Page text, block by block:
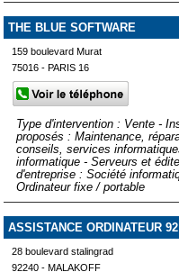
THE BLUE SOFTWARE
159 boulevard Murat
75016 - PARIS 16
Type d'intervention : Vente -
proposés : Maintenance,
conseils, services
informatique - Serveurs et
d'entreprise : Société
Ordinateur fixe / portable
ASSISTANCE ORDINATEUR 92
28 boulevard stalingrad
92240 - MALAKOFF